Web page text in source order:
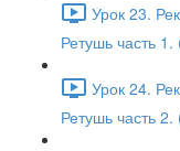
Урок 23.
Ретушь часть 1.
Урок 24.
Ретушь часть 2.